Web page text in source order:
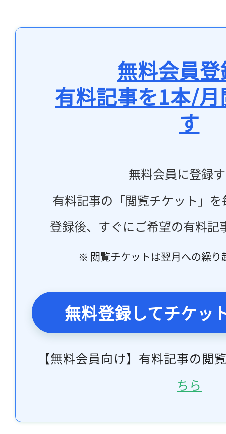
無料会員
有料記事を1本/
す
無料会員に登録
有料記事の「閲覧チケット」
登録後、すぐにご希望の有料記
※ 閲覧チケットは翌月への繰り
無料登録してチケッ
【無料会員向け】有料記事の閲
ちら